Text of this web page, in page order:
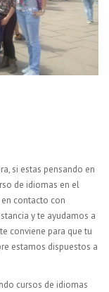
si estas pensando en
de idiomas en el
contacto con
y te ayudamos a
conviene para que tu
estamos dispuestos a
cursos de idiomas